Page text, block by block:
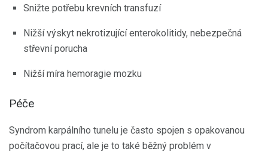
Snižte potřebu krevních transfuzí
Nižší výskyt nekrotizující enterokolitidy, nebezpečná
střevní porucha
Nižší míra hemoragie mozku
Péče
Syndrom karpálního tunelu je často spojen s opakovanou
počítačovou prací, ale je to také běžný problém v